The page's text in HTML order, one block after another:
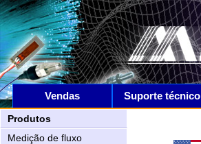
Vendas Suporte técnico
Produtos
Medição de fluxo